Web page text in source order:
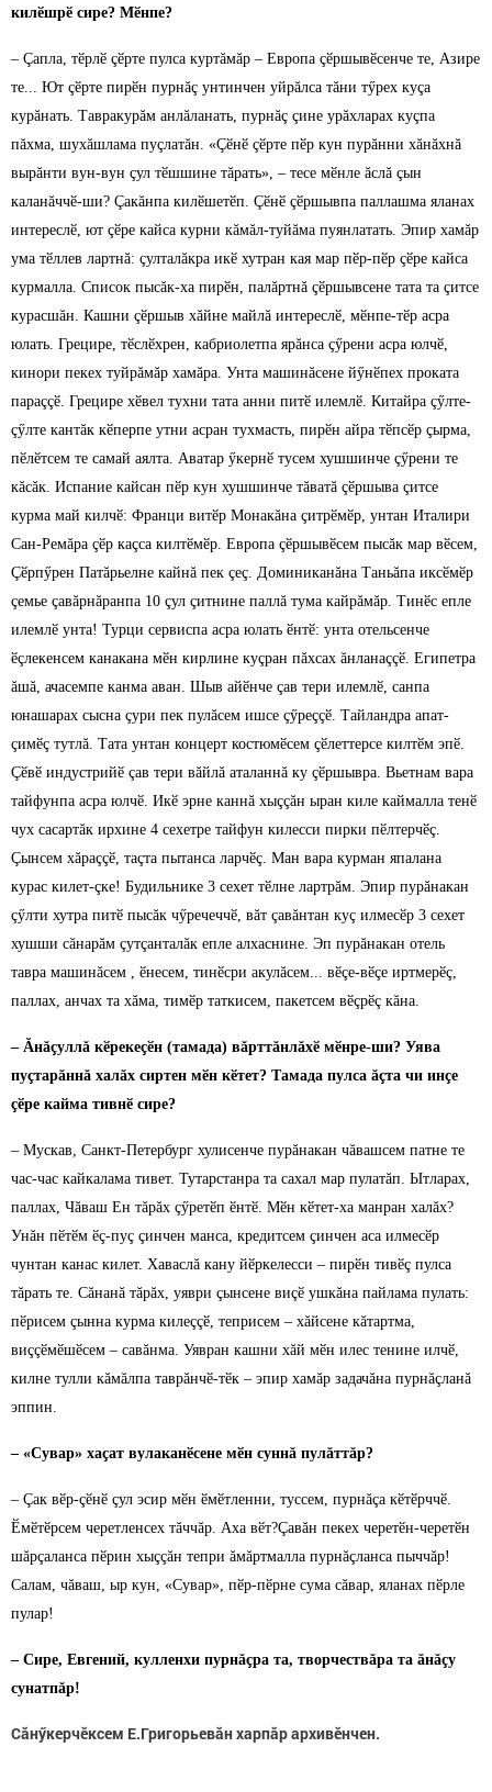
килӗшрӗ сире? Мӗнпе?
– Çапла, тӗрлӗ çӗрте пулса куртăмăр – Европа çӗршывӗсенче те, Азире
те... Ют çӗрте пирӗн пурнăç унтинчен уйрăлса тăни тӳрех куçа
курăнать. Тавракурăм анлăланать, пурнăç çине урăхларах куçпа
пăхма, шухăшлама пуçлатăн. «Çӗнӗ çӗрте пӗр кун пурăнни хăнăхнă
вырăнти вун-вун çул тӗшшине тăрать», – тесе мӗнле ăслă çын
каланăччӗ-ши? Çакăнпа килӗшетӗп. Çӗнӗ çӗршывпа паллашма яланах
интереслӗ, ют çӗре кайса курни кăмăл-туйăма пуянлатать. Эпир хамăр
ума тӗллев лартнă: çулталăкра икӗ хутран кая мар пӗр-пӗр çӗре кайса
курмалла. Список пысăк-ха пирӗн, палăртнă çӗршывсене тата та çитсе
курасшăн. Кашни çӗршыв хăйне майлă интереслӗ, мӗнпе-тӗр асра
юлать. Грецире, тӗслӗхрен, кабриолетпа ярăнса çӳрени асра юлчӗ,
кинори пекех туйрăмăр хамăра. Унта машинăсене йӳнӗпех проката
параççӗ. Грецире хӗвел тухни тата анни питӗ илемлӗ. Китайра çӳлте-
çӳлте кантăк кӗперпе утни асран тухмасть, пирӗн айра тӗпсӗр çырма,
пӗлӗтсем те самай аялта. Аватар ӳкернӗ тусем хушшинче çӳрени те
кăсăк. Испание кайсан пӗр кун хушшинче тăватă çӗршыва çитсе
курма май килчӗ: Франци витӗр Монакăна çитрӗмӗр, унтан Италири
Сан-Ремăра çӗр каçса килтӗмӗр. Европа çӗршывӗсем пысăк мар вӗсем,
Çӗрпӳрен Патăрьелне кайнă пек çеç. Доминиканăна Таньăпа иксӗмӗр
çемье çавăрнăранпа 10 çул çитнине паллă тума кайрăмăр. Тинӗс епле
илемлӗ унта! Турци сервиспа асра юлать ӗнтӗ: унта отельсенче
ӗçлекенсем канакана мӗн кирлине куçран пăхсах ăнланаççӗ. Египетра
ăшă, ачасемпе канма аван. Шыв айӗнче çав тери илемлӗ, санпа
юнашарах сысна çури пек пулăсем ишсе çӳреççӗ. Тайландра апат-
çимӗç тутлă. Тата унтан концерт костюмӗсем çӗлеттерсе килтӗм эпӗ.
Çӗвӗ индустрийӗ çав тери вăйлă аталаннă ку çӗршывра. Вьетнам вара
тайфунпа асра юлчӗ. Икӗ эрне каннă хыççăн ыран киле каймалла тенӗ
чух сасартăк ирхине 4 сехетре тайфун килесси пирки пӗлтерчӗç.
Çынсем хăраççӗ, таçта пытанса ларчӗç. Ман вара курман япалана
курас килет-çке! Будильнике 3 сехет тӗлне лартрăм. Эпир пурăнакан
çӳлти хутра питӗ пысăк чӳречеччӗ, вăт çавăнтан куç илмесӗр 3 сехет
хушши сăнарăм çутçанталăк епле алхаснине. Эп пурăнакан отель
тавра машинăсем , ӗнесем, тинӗсри акулăсем... вӗçе-вӗçе иртмерӗç,
паллах, анчах та хăма, тимӗр таткисем, пакетсем вӗçрӗç кăна.
– Ăнăçуллă кӗрекеçӗн (тамада) вăрттăнлăхӗ мӗнре-ши? Уява
пуçтарăннă халăх сиртен мӗн кӗтет? Тамада пулса ăçта чи инçе
çӗре кайма тивнӗ сире?
– Мускав, Санкт-Петербург хулисенче пурăнакан чăвашсем патне те
час-час кайкалама тивет. Тутарстанра та сахал мар пулатăп. Ытларах,
паллах, Чăваш Ен тăрăх çӳретӗп ӗнтӗ. Мӗн кӗтет-ха манран халăх?
Унăн пӗтӗм ӗç-пуç çинчен манса, кредитсем çинчен аса илмесӗр
чунтан канас килет. Хаваслă кану йӗркелесси – пирӗн тивӗç пулса
тăрать те. Сăнанă тăрăх, уяври çынсене виçӗ ушкăна пайлама пулать:
пӗрисем çынна курма килеççӗ, теприсем – хăйсене кăтартма,
виççӗмӗшӗсем – савăнма. Уявран кашни хăй мӗн илес тенине илчӗ,
килне тулли кăмăлпа таврăнчӗ-тӗк – эпир хамăр задачăна пурнăçланă
эппин.
– «Сувар» хаçат вулаканӗсене мӗн суннă пулăттăр?
– Çак вӗр-çӗнӗ çул эсир мӗн ӗмӗтленни, туссем, пурнăçа кӗтӗрччӗ.
Ӗмӗтӗрсем черетленсех тăччăр. Аха вӗт?Çавăн пекех черетӗн-черетӗн
шăрçаланса пӗрин хыççăн тепри ăмăртмалла пурнăçланса пыччăр!
Салам, чăваш, ыр кун, «Сувар», пӗр-пӗрне сума сăвар, яланах пӗрле
пулар!
– Сире, Евгений, кулленхи пурнăçра та, творчествăра та ăнăçу
сунатпăр!
Сăнӳкерчӗксем Е.Григорьевăн харпăр архивӗнчен.